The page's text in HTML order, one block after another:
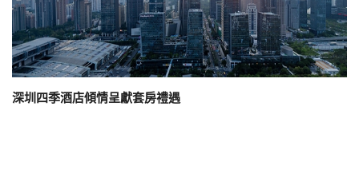
深圳四季酒店傾情呈獻套房禮遇